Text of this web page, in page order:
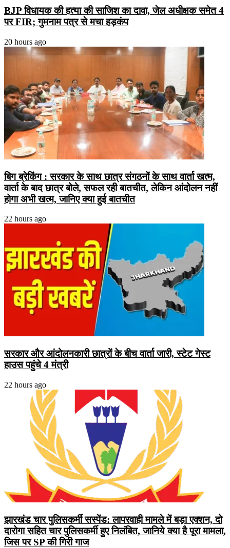
BJP विधायक की हत्या की साजिश का दावा, जेल अधीक्षक समेत 4
पर FIR; गुमनाम पत्र से मचा हड़कंप
20 hours ago
बिग ब्रेकिंग : सरकार के साथ छात्र संगठनों के साथ वार्ता खत्म,
वार्ता के बाद छात्र बोले, सफल रही बातचीत, लेकिन आंदोलन नहीं
होगा अभी खत्म, जानिए क्या हुई बातचीत
22 hours ago
सरकार और आंदोलनकारी छात्रों के बीच वार्ता जारी, स्टेट गेस्ट
हाउस पहुंचे 4 मंत्री
22 hours ago
झारखंड चार पुलिसकर्मी सस्पेंड: लापरवाही मामले में बड़ा एक्शन, दो
दारोगा सहित चार पुलिसकर्मी हुए निलंबित, जानिये क्या है पूरा मामला,
जिस पर SP की गिरी गाज